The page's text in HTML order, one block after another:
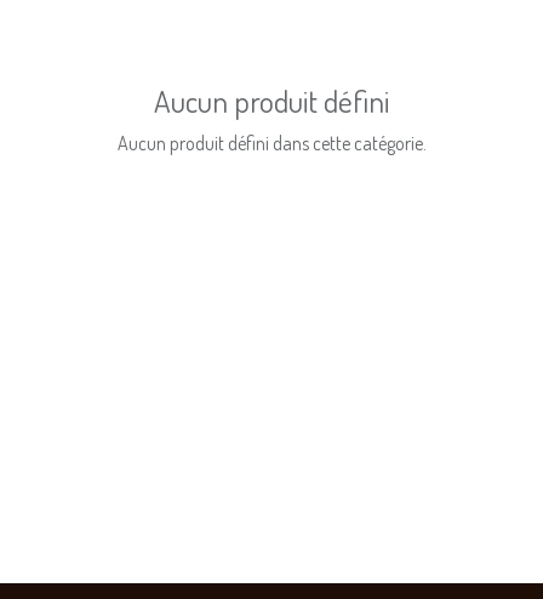
Aucun produit défini
Aucun produit défini dans cette catégorie.